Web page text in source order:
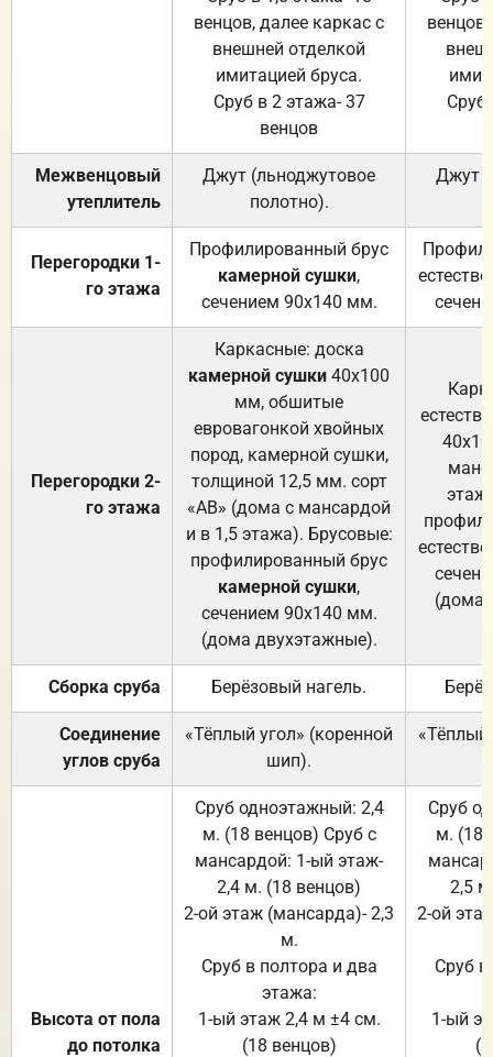
венцов, далее каркас с
внешней отделкой
имитацией бруса.
Сруб в 2 этажа- 37
венцов
Сруб
Межвенцовый
утеплитель
Джут (льноджутовое
полотно).
Джут
Перегородки 1-
го этажа
Профилированный брус
камерной сушки,
сечением 90х140 мм.
Перегородки 2-
го этажа
Каркасные: доска
камерной сушки 40х100
мм, обшитые
евровагонкой хвойных
пород, камерной сушки,
толщиной 12,5 мм. сорт
«АВ» (дома с мансардой
и в 1,5 этажа). Брусовые:
профилированный брус
камерной сушки,
сечением 90х140 мм.
(дома двухэтажные).
(дома
Сборка сруба Берёзовый нагель.
Соединение
углов сруба
«Тёплый угол» (коренной
шип).
«Тёплый
Высота от пола
до потолка
Сруб одноэтажный: 2,4
м. (18 венцов) Сруб с
мансардой: 1-ый этаж-
2,4 м. (18 венцов)
2-ой этаж (мансарда)- 2,3
м.
Сруб в полтора и два
этажа:
1-ый этаж 2,4 м ±4 см.
(18 венцов)
Сруб
м. (18
2,5
2-ой
Сруб
1-ый